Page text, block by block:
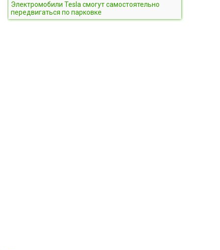
Электромобили Tesla смогут самостоятельно
передвигаться по парковке